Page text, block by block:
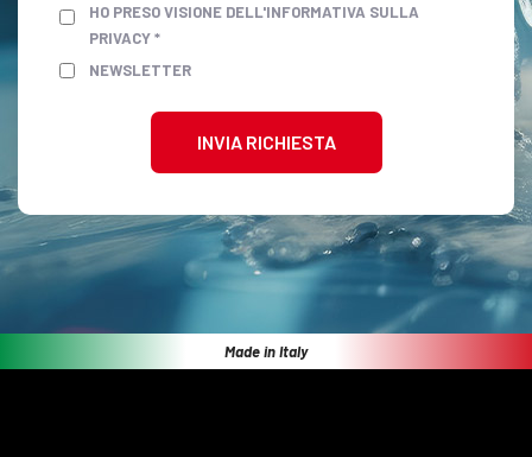
HO PRESO VISIONE DELL'INFORMATIVA SULLA
PRIVACY *
NEWSLETTER
INVIA RICHIESTA
Made in Italy